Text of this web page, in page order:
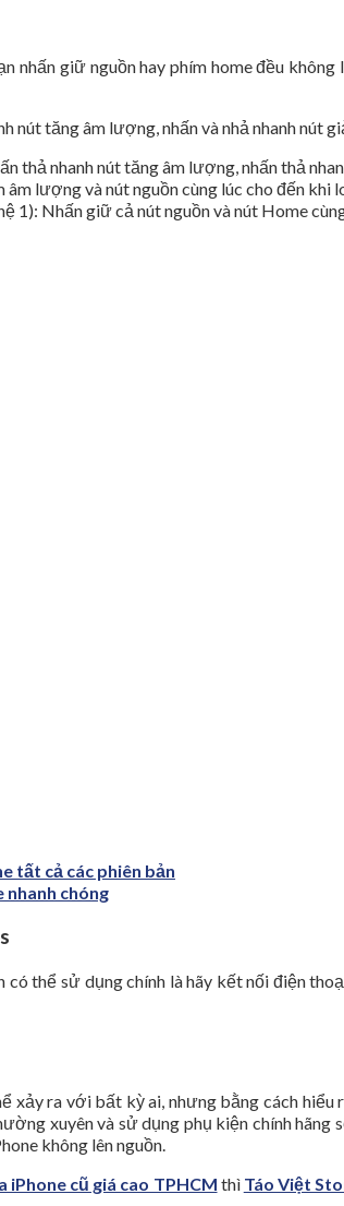
nhấn giữ nguồn hay phím home đều
nút tăng âm lượng, nhấn và nhả nhanh nút
thả nhanh nút tăng âm lượng, nhấn thả
lượng và nút nguồn cùng lúc cho đến khi
1): Nhấn giữ cả nút nguồn và nút Home
tất cả các phiên bản
nhanh chóng
thể sử dụng chính là hãy kết nối điện
xảy ra với bất kỳ ai, nhưng bằng cách
xuyên và sử dụng phụ kiện chính
không lên nguồn.
iPhone cũ giá cao TPHCM thì Táo Việt